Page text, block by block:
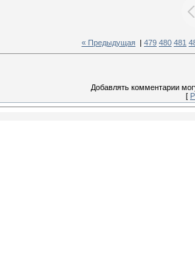
« Предыдущая 479 480 481
Добавлять комментарии
[